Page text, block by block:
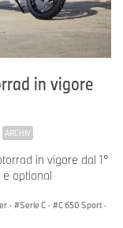
in vigore
ARCHIV
in vigore dal 1°
optional
· Serie C · C 650 Sport ·